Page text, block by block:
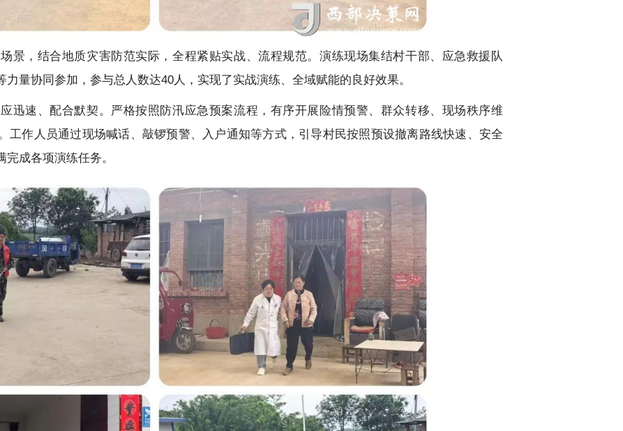
景，结合地质灾害防范实际，全程紧贴实战、流程规范。演练现场集结村干部、应急救援队
量协同参加，参与总人数达40人，实现了实战演练、全域赋能的良好效果。
迅速、配合默契。严格按照防汛应急预案流程，有序开展险情预警、群众转移、现场秩序维
工作人员通过现场喊话、敲锣预警、入户通知等方式，引导村民按照预设撤离路线快速、安全
成各项演练任务。